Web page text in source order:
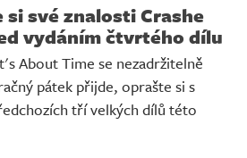
si své znalosti Crashe
vydáním čtvrtého dílu
About Time se nezadržitelně
pátek přijde, oprašte si s
tří velkých dílů této